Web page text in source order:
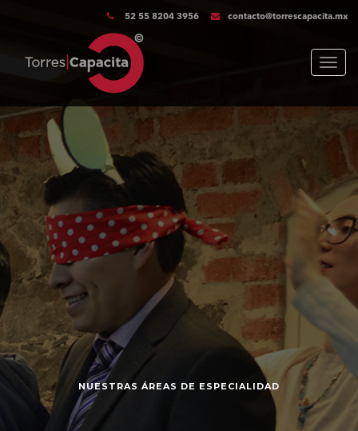
52 55 8204 3956 contacto@torrescapacita.mx
Menu
NUESTRAS ÁREAS DE ESPECIALIDAD